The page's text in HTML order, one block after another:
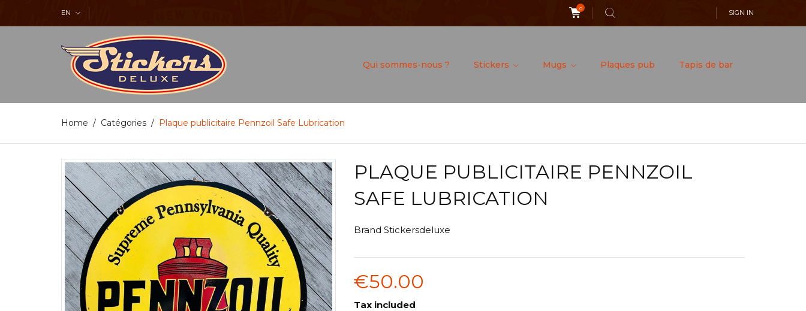
EN 0 SIGN IN
Qui sommes-nous ? Stickers Mugs Plaques pub Tapis de bar
Home Catégories Plaque publicitaire Pennzoil Safe Lubrication
PLAQUE PUBLICITAIRE PENNZOIL
SAFE LUBRICATION
Brand Stickersdeluxe
€50.00
Tax included